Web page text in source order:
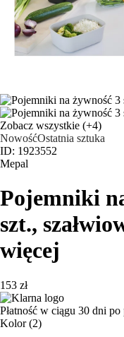
Zobacz wszystkie (+4)
NowośćOstatnia sztuka
ID: 1923552
Mepal
Pojemniki
szt.,
więcej
153 zł
Płatność w ciągu 30 dni po
Kolor (2)